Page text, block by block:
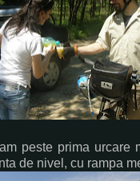
peste prima urcare
de nivel, cu rampa